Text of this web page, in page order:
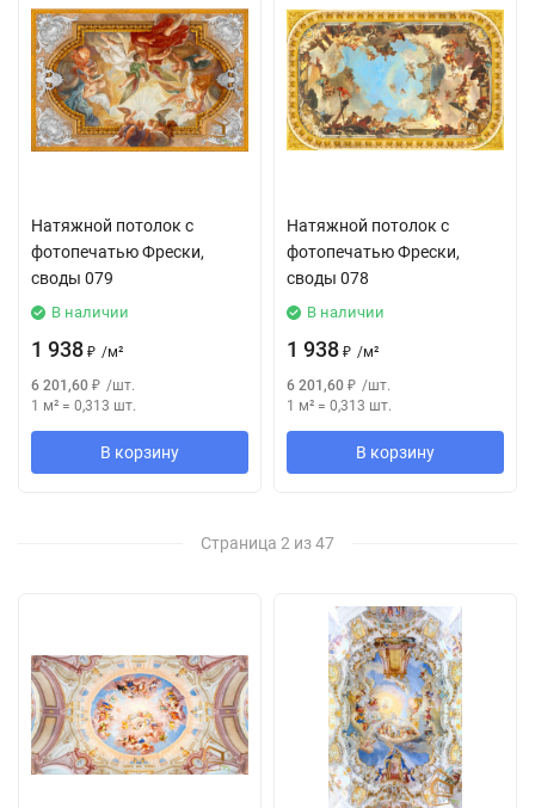
Натяжной потолок с
фотопечатью Фрески,
своды 079
В наличии
1 938 ₽ /м²
6 201,60 ₽ /шт.
1 м² = 0,313 шт.
В корзину
Натяжной потолок с
фотопечатью Фрески,
своды 078
В наличии
1 938 ₽ /м²
6 201,60 ₽ /шт.
1 м² = 0,313 шт.
В корзину
Страница 2 из 47